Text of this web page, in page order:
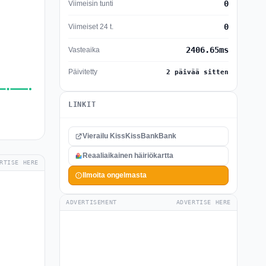
HERE
Viimeisin tunti 0
Viimeiset 24 t. 0
Vasteaika 2406.65ms
Päivitetty 2 päivää sitten
LINKIT
Vierailu KissKissBankBank
Reaaliaikainen häiriökartta
Ilmoita ongelmasta
ADVERTISEMENT ADVERTISE HERE